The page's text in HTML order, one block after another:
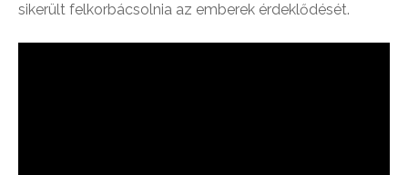
sikerült felkorbácsolnia az emberek érdeklődését.